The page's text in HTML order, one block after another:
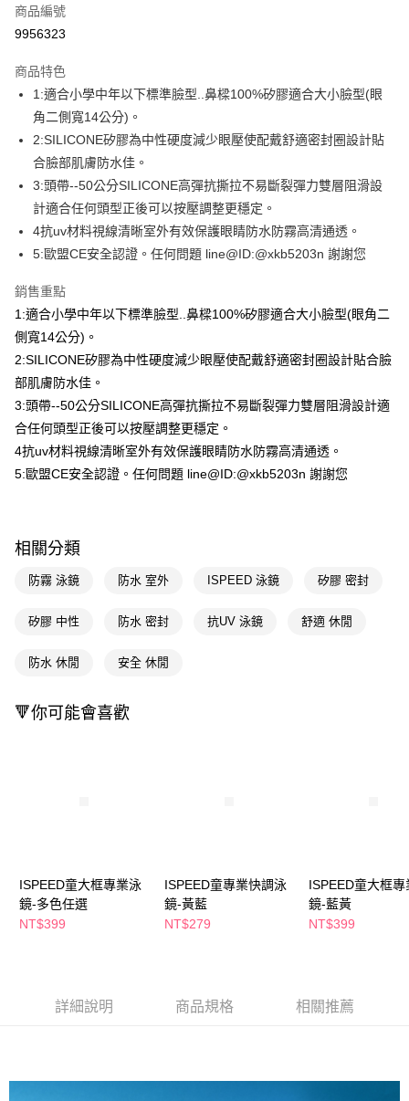
信用卡一次付款
LINE Pay
Apple Pay
街口支付
悠遊付
Google Pay
AFTEE先享後付
【關於「AFTEE先享後付」】
AFTEE先享後付是「在收到商品之後才付款」的支付方式。 讓您購物簡單
便利好安心！
１．簡單：不需註冊會員、不需綁卡、不需儲值。
２．便利：只要手機號碼，簡訊認證，即可結帳。
３．安心：先確認商品／服務後，再付款。
１．於結帳方式選擇「AFTEE先享後付」後，將跳轉至「AFTEE先享後付」
結帳頁面，進行簡訊認證並確認金額後，即可完成結帳。
２．訂單成立數日內，您將收到繳費通知簡訊。
３．收到繳費通知簡訊後14天內，點擊此簡訊中的連結，可透過四大超商／
後付繳納相關費用。
是否繳費成功／繳費後需取消欲退款等相關疑問，請聯繫「AFTEE先享後付
【注意事項】
易，需依本服務之必要範圍內提供個人資料，並將交易相關給付款項請求債
https://aftee.tw/terms/#terms3
即享券
運送方式
全家取貨付款
每筆NT$65，滿NT$390(含以上)免運費
付款後全家取貨
每筆NT$65，滿NT$390(含以上)免運費
每筆NT$65，滿NT$490(含以上)免運費
7-11取貨付款
每筆NT$65，滿NT$490(含以上)免運費
商品編號
9956323
商品特色
1:適合小學中年以下標準臉型..鼻樑100%矽膠適合大小臉型(眼
角二側寬14公分)。
2:SILICONE矽膠為中性硬度減少眼壓使配戴舒適密封圈設計貼
合臉部肌膚防水佳。
3:頭帶--50公分SILICONE高彈抗撕拉不易斷裂彈力雙層阻滑設
計適合任何頭型正後可以按壓調整更穩定。
4抗uv材料視線清晰室外有效保護眼睛防水防霧高清通透。
5:歐盟CE安全認證。任何問題 line@ID:@xkb5203n 謝謝您
銷售重點
1:適合小學中年以下標準臉型..鼻樑100%矽膠適合大小臉型(眼角二
側寬14公分)。
2:SILICONE矽膠為中性硬度減少眼壓使配戴舒適密封圈設計貼合臉
部肌膚防水佳。
3:頭帶--50公分SILICONE高彈抗撕拉不易斷裂彈力雙層阻滑設計適
合任何頭型正後可以按壓調整更穩定。
4抗uv材料視線清晰室外有效保護眼睛防水防霧高清通透。
5:歐盟CE安全認證。任何問題 line@ID:@xkb5203n 謝謝您
相關分類
防霧 泳鏡 防水 室外 ISPEED 泳鏡 矽膠 密封
矽膠 中性 防水 密封 抗UV 泳鏡 舒適 休閒
防水 休閒 安全 休閒
🔻你可能會喜歡
ISPEED童大框專業泳
鏡-多色任選
NT$399
ISPEED童專業快調泳
鏡-黃藍
NT$279
ISPEED童大框專
鏡-藍黃
NT$399
詳細說明 商品規格 相關推薦